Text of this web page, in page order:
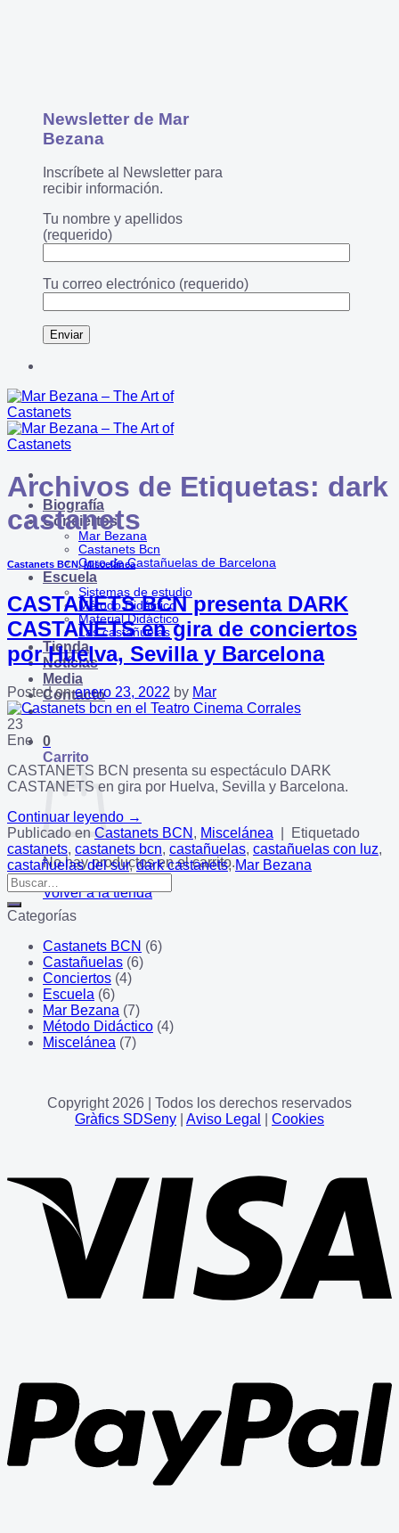
Newsletter de Mar
Bezana
Inscríbete al Newsletter para
recibir información.
Tu nombre y apellidos
(requerido)
Tu correo electrónico (requerido)
Biografía
Conciertos
Mar Bezana
Castanets Bcn
Coro de Castañuelas de Barcelona
Escuela
Sistemas de estudio
Método Didáctico
Material Didáctico
Las castañuelas
Tienda
Notícias
Media
Contacto
0
Carrito
No hay productos en el carrito.
Volver a la tienda
Archivos de Etiquetas: dark
castanets
Castanets BCN,Miscelánea
CASTANETS BCN presenta DARK
CASTANETS en gira de conciertos
por Huelva, Sevilla y Barcelona
Posted onenero 23, 2022 by Mar
23
Ene
CASTANETS BCN presenta su espectáculo DARK
CASTANETS en gira por Huelva, Sevilla y Barcelona.
Continuar leyendo →
Publicado en Castanets BCN , Miscelánea
Etiquetado
castanets, castanets bcn, castañuelas, castañuelas con luz,
castañuelas del sur,dark castanets,Mar Bezana
Categorías
Castanets BCN (6)
Castañuelas (6)
Conciertos (4)
Escuela (6)
Mar Bezana (7)
Método Didáctico (4)
Miscelánea (7)
Copyright 2026 | Todos los derechos reservados
Gràfics SDSeny
Aviso Legal Cookies